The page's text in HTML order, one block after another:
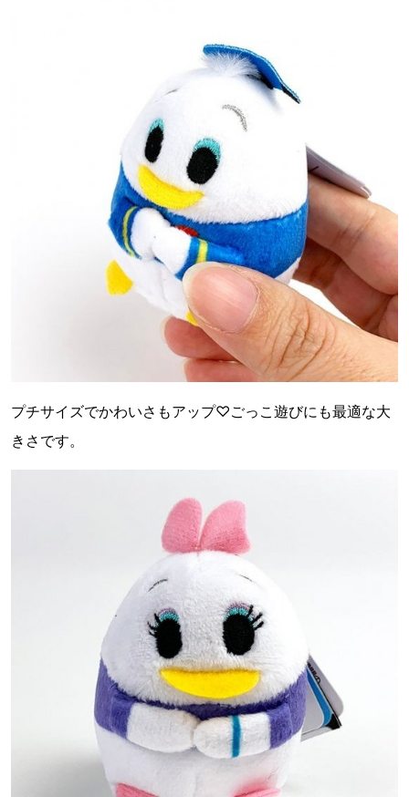
プチサイズでかわいさもアップ♡ごっこ遊びにも最適な大
きさです。